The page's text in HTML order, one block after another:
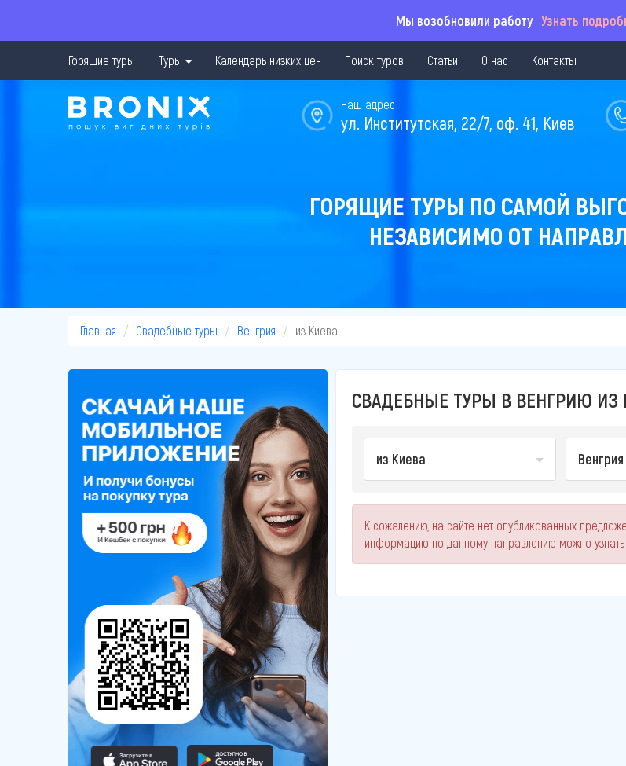
Мы возобновили работу Узнать
Горящие туры Туры Календарь низких цен Поиск туров Статьи О нас Контакты
Наш адрес
ул. Институтская, 22/7, оф. 41, Киев
ГОРЯЩИЕ ТУРЫ ПО САМОЙ
НЕЗАВИСИМО ОТ
Главная Свадебные туры Венгрия из Киева
СВАДЕБНЫЕ ТУРЫ В ВЕНГРИЮ ИЗ
из Киева Венгрия
К сожалению, на сайте нет опубликованных
информацию по данному направлению можно